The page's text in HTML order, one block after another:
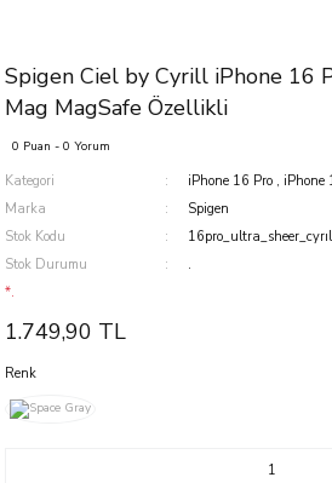
Spigen Ciel by Cyrill iPhone 16
Mag MagSafe Özellikli
0 Puan - 0 Yorum
Kategori iPhone 16 Pro , iPhone
Marka
Spigen
Stok Kodu
Stok Durumu
.
*.
1.749,90 TL
Renk